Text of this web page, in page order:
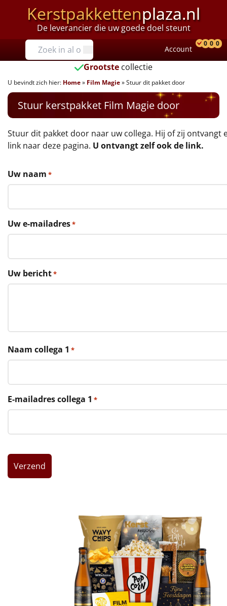
Kerstpakkettenplaza.nl
De leverancier die uw goede doel steunt
Prijzen
Tot €25
€25 tot €35
€35 tot €40
€40 tot €45
€50 tot €55
€55 tot €75
€75 tot €100
€100 en hoger
Alle kerstpakketten 2026
Rituals
Mannen
Leuke
Account
0 0 0
Grootste collectie
U bevindt zich hier: Home» Film Magie»Stuur dit pakket door
Stuur kerstpakket Film Magie door
Stuur dit pakket door naar uw collega. Hij of zij ontvangt
link naar deze pagina. U ontvangt zelf ook de link.
Uw naam *
Uw e-mailadres*
Uw bericht*
Naam collega 1 *
E-mailadres collega 1 *